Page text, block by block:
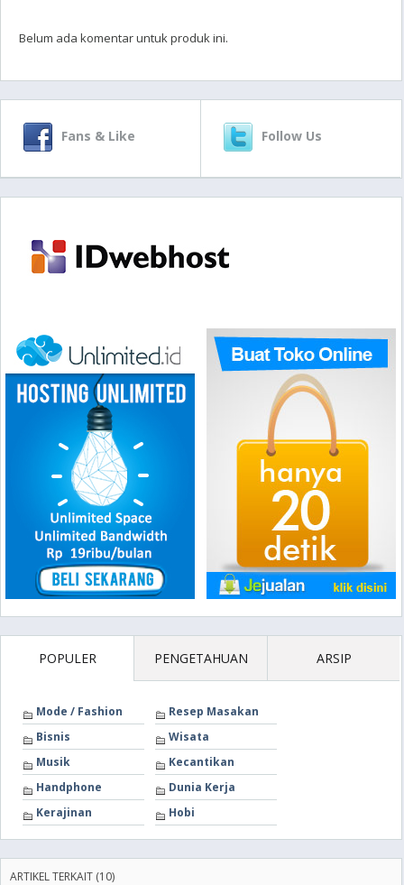
Belum ada komentar untuk produk ini.
Fans & Like Follow Us
POPULER PENGETAHUAN ARSIP
Mode / Fashion
Resep Masakan
Bisnis
Wisata
Musik
Kecantikan
Handphone
Dunia Kerja
Kerajinan
Hobi
ARTIKEL TERKAIT (10)